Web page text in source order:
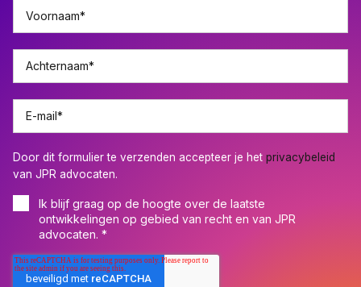
Voornaam*
Achternaam*
E-mail*
Door dit formulier te verzenden accepteer je het privacybeleid
van JPR advocaten.
Ik blijf graag op de hoogte over de laatste
ontwikkelingen op gebied van recht en van JPR
advocaten. *